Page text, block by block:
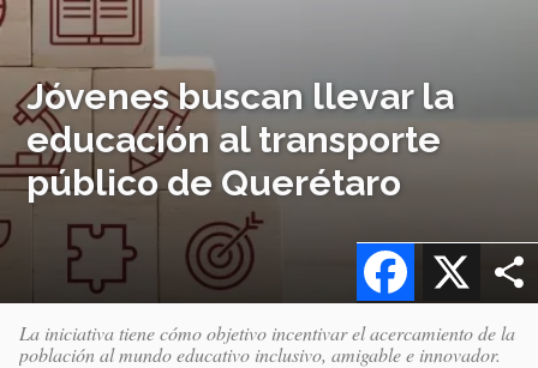
Jóvenes buscan llevar la
educación al transporte
público de Querétaro
X
Facebook
La iniciativa tiene cómo objetivo incentivar el acercamiento de la
población al mundo educativo inclusivo, amigable e innovador.